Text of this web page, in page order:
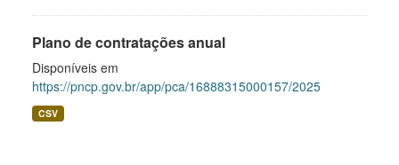
Plano de contratações anual
Disponíveis em
https://pncp.gov.br/app/pca/16888315000157/2025
CSV